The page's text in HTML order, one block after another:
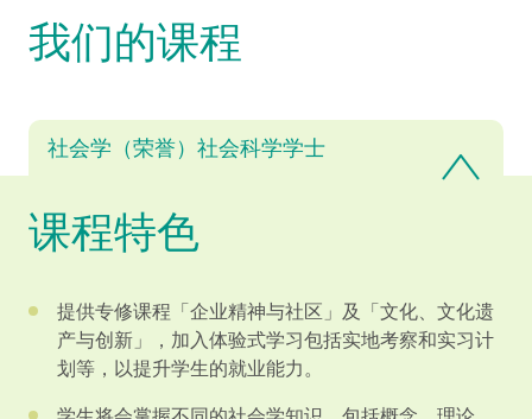
我们的课程
社会学（荣誉）社会科学学士
课程特色
提供专修课程「企业精神与社区」及「文化、文化遗
产与创新」，加入体验式学习包括实地考察和实习计
划等，以提升学生的就业能力。